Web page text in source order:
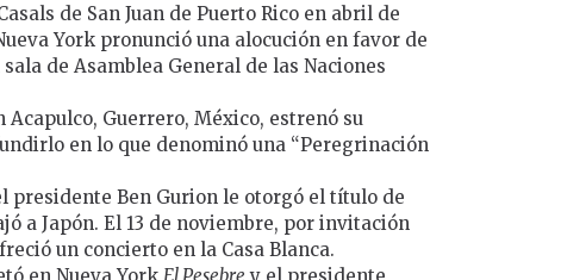
de San Juan de Puerto Rico en abril de
York pronunció una alocución en favor de
de Asamblea General de las Naciones
Acapulco, Guerrero, México, estrenó su
en lo que denominó una “Peregrinación
presidente Ben Gurion le otorgó el título de
a Japón. El 13 de noviembre, por invitación
un concierto en la Casa Blanca.